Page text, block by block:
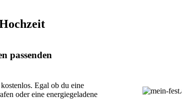
passenden
Egal ob du eine
oder eine energiegeladene